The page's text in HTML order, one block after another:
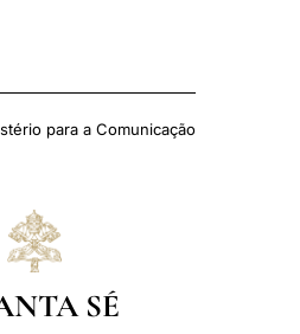
para a Comunicação
SÉ